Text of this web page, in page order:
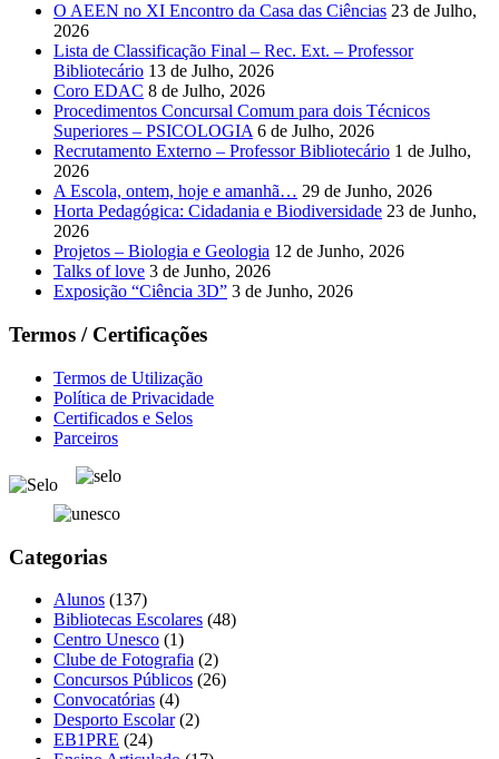
O AEEN no XI Encontro da Casa das Ciências 23 de Julho,
2026
Lista de Classificação Final – Rec. Ext. – Professor
Bibliotecário 13 de Julho, 2026
Coro EDAC 8 de Julho, 2026
Procedimentos Concursal Comum para dois Técnicos
Superiores – PSICOLOGIA 6 de Julho, 2026
Recrutamento Externo – Professor Bibliotecário 1 de Julho,
2026
A Escola, ontem, hoje e amanhã… 29 de Junho, 2026
Horta Pedagógica: Cidadania e Biodiversidade 23 de Junho,
2026
Projetos – Biologia e Geologia 12 de Junho, 2026
Talks of love 3 de Junho, 2026
Exposição “Ciência 3D” 3 de Junho, 2026
Termos / Certificações
Termos de Utilização
Política de Privacidade
Certificados e Selos
Parceiros
Categorias
Alunos (137)
Bibliotecas Escolares (48)
Centro Unesco (1)
Clube de Fotografia (2)
Concursos Públicos (26)
Convocatórias (4)
Desporto Escolar(2)
EB1PRE (24)